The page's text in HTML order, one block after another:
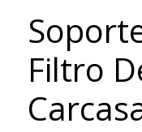
Filtro